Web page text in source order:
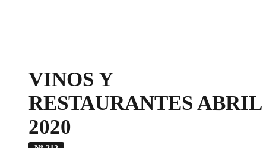
VINOS Y
RESTAURANTES ABRIL
2020